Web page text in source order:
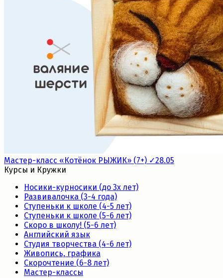
Мастер-класс «Котёнок РЫЖИК» (7+) ✓28.05
Курсы и Кружки
Носики-курносики (до 3х лет)
Развивалочка (3-4 года)
Ступеньки к школе (4-5 лет)
Ступеньки к школе (5-6 лет)
Скоро в школу! (5-6 лет)
Английский язык
Студия творчества (4-6 лет)
Живопись, графика
Скорочтение (6-8 лет)
Мастер-классы